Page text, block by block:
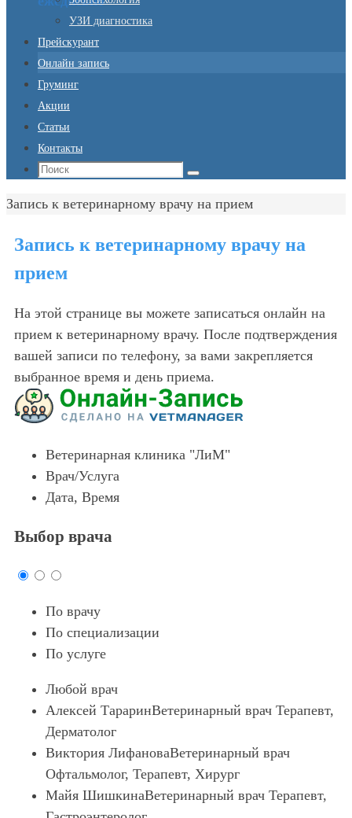
УЗИ диагностика
Прейскурант
Онлайн запись
Груминг
Акции
Статьи
Контакты
Что
Поиск
Главная
Запись к ветеринарному врачу на прием
Запись к ветеринарному врачу на
прием
На этой странице вы можете записаться онлайн на
прием к ветеринарному врачу. После подтверждения
вашей записи по телефону, за вами закрепляется
выбранное время и день приема.